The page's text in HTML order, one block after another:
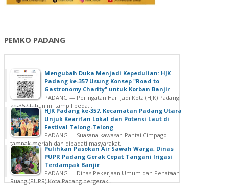
PEMKO PADANG
Mengubah Duka Menjadi Kepedulian: HJK
Padang ke-357 Usung Konsep "Road to
Gastronomy Charity" untuk Korban Banjir
PADANG — Peringatan Hari Jadi Kota (HJK) Padang
ke-357 tahun ini tampil beda...
HJK Padang ke-357, Kecamatan Padang Utara
Unjuk Kearifan Lokal dan Potensi Laut di
Festival Telong-Telong
PADANG — Suasana kawasan Pantai Cimpago
tampak meriah dan dipadati masyarakat...
Pulihkan Pasokan Air Sawah Warga, Dinas
PUPR Padang Gerak Cepat Tangani Irigasi
Terdampak Banjir
PADANG — Dinas Pekerjaan Umum dan Penataan
Ruang (PUPR) Kota Padang bergerak...